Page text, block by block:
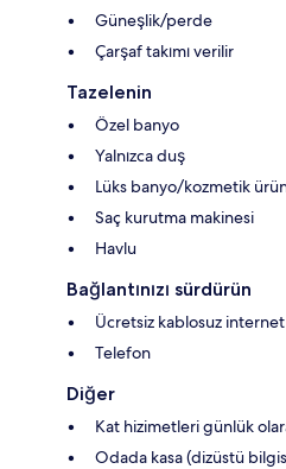
Güneşlik/perde
Çarşaf takımı verilir
Tazelenin
Özel banyo
Yalnızca duş
Lüks banyo/kozmetik
Saç kurutma makinesi
Havlu
Bağlantınızı sürdürün
Ücretsiz kablosuz
Telefon
Diğer
Kat hizimetleri günlük
Odada kasa (dizüstü